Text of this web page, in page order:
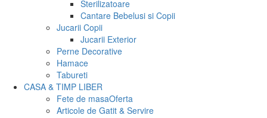
Sterilizatoare
Cantare Bebelusi si Copii
Jucarii Copii
Jucarii Exterior
Perne Decorative
Hamace
Tabureti
CASA & TIMP LIBER
Fete de masaOferta
Articole de Gatit & Servire